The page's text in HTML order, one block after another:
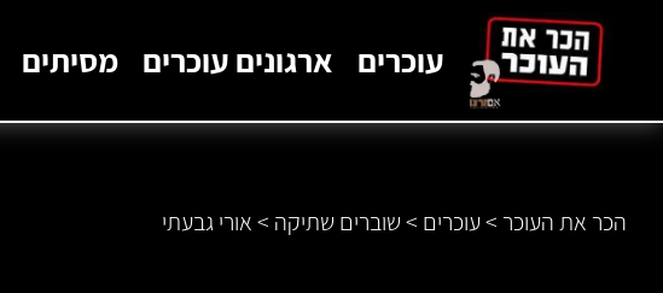
עוכרים ארגונים עוכרים מסיתים
הכר את העוכר >עוכרים >שוברים שתיקה >אורי גבעתי